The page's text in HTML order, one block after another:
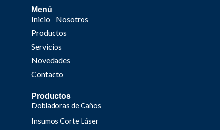
Menú
Inicio
Nosotros
Productos
Servicios
Novedades
Contacto
Productos
Dobladoras de Caños
Insumos Corte Láser